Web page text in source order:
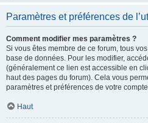
Paramètres et préférences de
Comment modifier mes paramètres ?
Si vous êtes membre de ce forum, tous
base de données. Pour les modifier,
(généralement ce lien est accessible en
haut des pages du forum). Cela vous
paramètres et préférences de votre
Haut